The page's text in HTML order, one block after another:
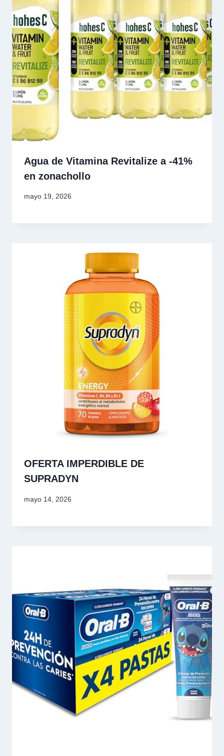
Agua de Vitamina Revitalize a -41%
en zonachollo
mayo 19, 2026
OFERTA IMPERDIBLE DE
SUPRADYN
mayo 14, 2026